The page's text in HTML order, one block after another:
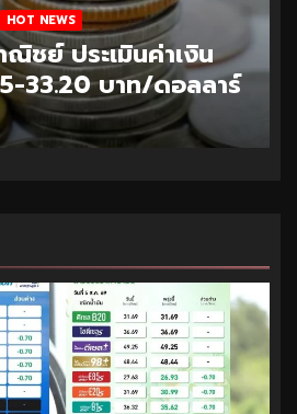
HOT NEWS
ณิชย์ ประเมินค่าเงิน
33.20 บาท/ดอลลาร์